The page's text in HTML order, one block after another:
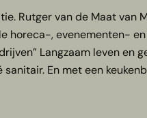
Rutger van de Maat van
horeca-, evenementen-
Langzaam leven en
En met een